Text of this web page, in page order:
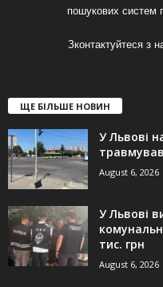
пошукових систем
Зконтактуйтеся з
ЩЕ БІЛЬШЕ НОВИН
У Львові
August 6, 2026
У Львові
тис. грн
August 6, 2026